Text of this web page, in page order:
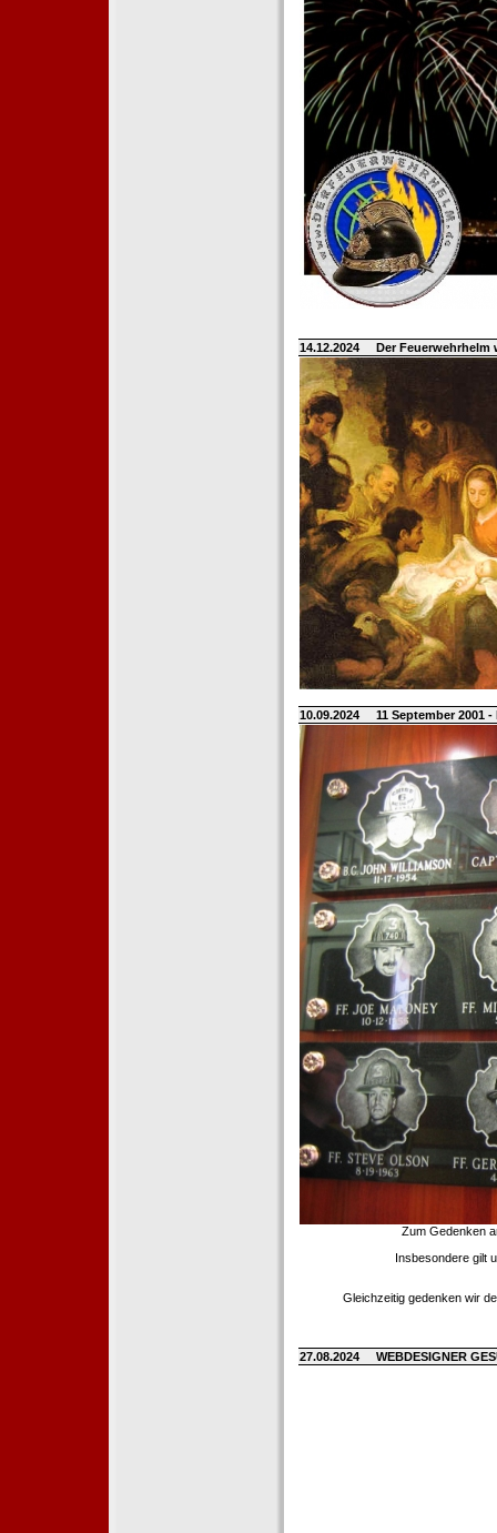
14.12.2024 Der
10.09.2024 11 September 2001
Zum Gedenken
Insbesondere gilt
Gleichzeitig gedenken wir
27.08.2024 WEBDESIGNER